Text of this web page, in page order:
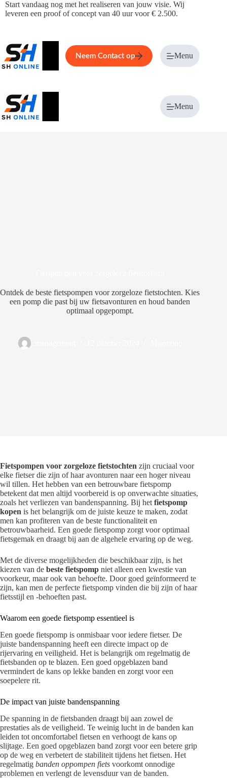
Ga
naar
Start vandaag nog met het realiseren van jouw visie. Wij
leveren een proof of concept van 40 uur voor € 2.500.
Home Service Over ons
Neem Contact op Menu
Menu
Ontdek de beste fietspompen voor zorgeloze fietstochten. Kies
een pomp die past bij uw fietsavonturen en houd banden
optimaal opgepompt.
Fietspompen voor zorgeloze fietstochten zijn cruciaal voor
elke fietser die zijn of haar avonturen naar een hoger niveau
wil tillen. Het hebben van een betrouwbare fietspomp
betekent dat men altijd voorbereid is op onverwachte situaties,
zoals het verliezen van bandenspanning. Bij het fietspomp
kopen is het belangrijk om de juiste keuze te maken, zodat
men kan profiteren van de beste functionaliteit en
betrouwbaarheid. Een goede fietspomp zorgt voor optimaal
fietsgemak en draagt bij aan de algehele ervaring op de weg.
Met de diverse mogelijkheden die beschikbaar zijn, is het
kiezen van de beste fietspomp niet alleen een kwestie van
voorkeur, maar ook van behoefte. Door goed geïnformeerd te
zijn, kan men de perfecte fietspomp vinden die bij zijn of haar
fietsstijl en -behoeften past.
Waarom een goede fietspomp essentieel is
Een goede fietspomp is onmisbaar voor iedere fietser. De
juiste bandenspanning heeft een directe impact op de
rijervaring en veiligheid. Het is belangrijk om regelmatig de
fietsbanden op te blazen. Een goed opgeblazen band
vermindert de kans op lekke banden en zorgt voor een
soepelere rit.
De impact van juiste bandenspanning
De spanning in de fietsbanden draagt bij aan zowel de
prestaties als de veiligheid. Te weinig lucht in de banden kan
leiden tot oncomfortabel fietsen en verhoogt de kans op
slijtage. Een goed opgeblazen band zorgt voor een betere grip
op de weg en verbetert de stabiliteit tijdens het fietsen. Het
regelmatig banden oppompen fiets voorkomt onnodige
problemen en verlengt de levensduur van de banden.